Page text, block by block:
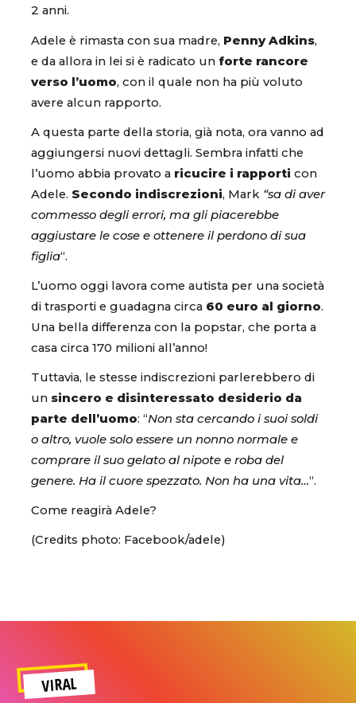
2 anni.
Adele è rimasta con sua madre, Penny Adkins,
e da allora in lei si è radicato un forte rancore
verso l’uomo, con il quale non ha più voluto
avere alcun rapporto.
A questa parte della storia, già nota, ora vanno ad
aggiungersi nuovi dettagli. Sembra infatti che
l’uomo abbia provato a ricucire i rapporti con
Adele. Secondo indiscrezioni, Mark “sa di aver
commesso degli errori, ma gli piacerebbe
aggiustare le cose e ottenere il perdono di sua
figlia“.
L’uomo oggi lavora come autista per una società
di trasporti e guadagna circa 60 euro al giorno.
Una bella differenza con la popstar, che porta a
casa circa 170 milioni all’anno!
Tuttavia, le stesse indiscrezioni parlerebbero di
un sincero e disinteressato desiderio da
parte dell’uomo: “Non sta cercando i suoi soldi
o altro, vuole solo essere un nonno normale e
comprare il suo gelato al nipote e roba del
genere. Ha il cuore spezzato. Non ha una vita…“.
Come reagirà Adele?
(Credits photo: Facebook/adele)
VIRAL